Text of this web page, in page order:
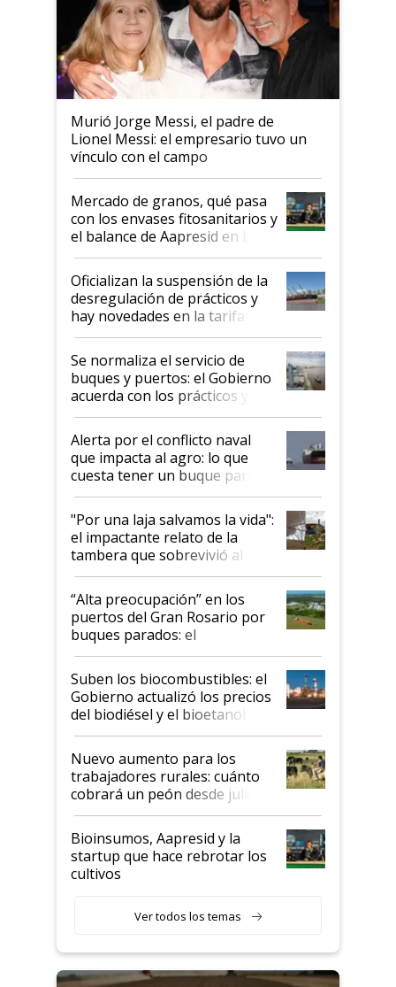
Murió Jorge Messi, el padre de
Lionel Messi: el empresario tuvo un
vínculo con el campo
Mercado de granos, qué pasa
con los envases fitosanitarios y
el balance de Aapresid en La
Posta
Oficializan la suspensión de la
desregulación de prácticos y
hay novedades en la tarifa de
la hidrovía
Se normaliza el servicio de
buques y puertos: el Gobierno
acuerda con los prácticos y
suspende el decreto de
desregulación
Alerta por el conflicto naval
que impacta al agro: lo que
cuesta tener un buque parado
y el peligro de que Argentina
pase a ser "país sucio"
"Por una laja salvamos la vida":
el impactante relato de la
tambera que sobrevivió al
tornado
“Alta preocupación” en los
puertos del Gran Rosario por
buques parados: el
funcionamiento de las
exportadoras en tensión tras
la medida de fuerza de los
prácticos
Suben los biocombustibles: el
Gobierno actualizó los precios
del biodiésel y el bioetanol
Nuevo aumento para los
trabajadores rurales: cuánto
cobrará un peón desde julio
Bioinsumos, Aapresid y la
startup que hace rebrotar los
cultivos
Ver todos los temas